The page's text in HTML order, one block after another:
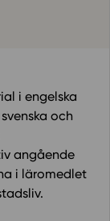
i engelska
och
angående
i läromedlet